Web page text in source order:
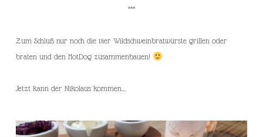
***
Zum Schluß nur noch die vier Wildschweinbratwürste grillen oder
braten und den HotDog zusammenbauen!
Jetzt kann der Nikolaus kommen…